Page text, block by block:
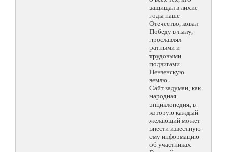
защищал в лихие
годы наше
Отечество, ковал
Победу в тылу,
прославлял
ратными и
трудовыми
подвигами
Пензенскую
землю.
Сайт задуман, как
народная
энциклопедия, в
которую каждый
желающий может
внести известную
ему информацию
об участниках